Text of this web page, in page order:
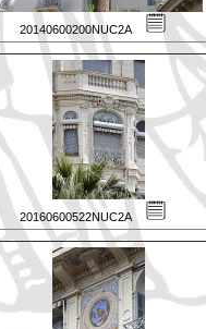
20140600200NUC2A
20160600522NUC2A